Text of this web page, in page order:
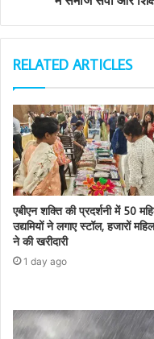
RELATED ARTICLES
एबीएन शक्ति की प्रदर्शनी में 50
उद्यमियों ने लगाए स्टॉल, हजारों
ने की खरीदारी
1 day ago